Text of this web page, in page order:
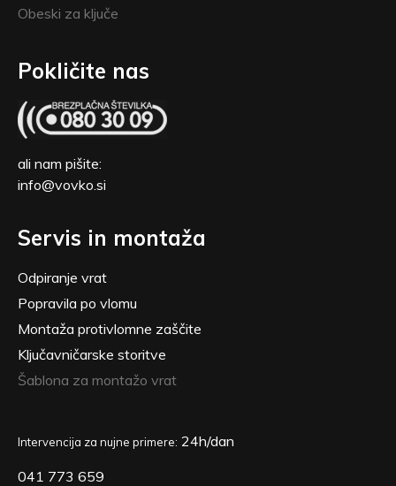
Obeski za ključe
Pokličite nas
ali nam pišite:
info@vovko.si
Servis in montaža
Odpiranje vrat
Popravila po vlomu
Montaža protivlomne zaščite
Ključavničarske storitve
Šablona za montažo vrat
Intervencija za nujne primere: 24h/dan
041 773 659